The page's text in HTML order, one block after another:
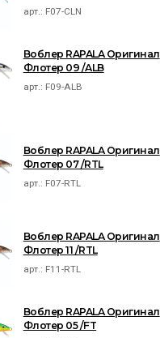
арт.: F07-CLN
Воблер RAPALA Оригинал
Флотер 09 /ALB
арт.: F09-ALB
Воблер RAPALA Оригинал
Флотер 07 /RTL
арт.: F07-RTL
Воблер RAPALA Оригинал
Флотер 11 /RTL
арт.: F11-RTL
Воблер RAPALA Оригинал
Флотер 05 /FT